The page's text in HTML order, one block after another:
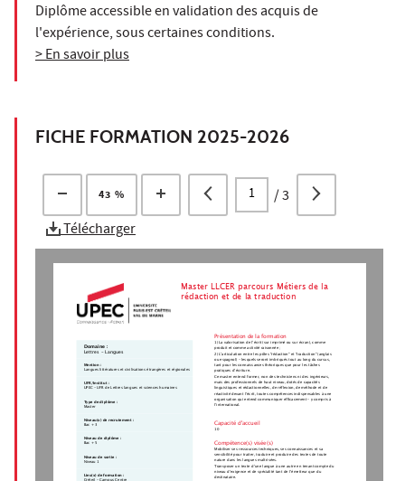
Diplôme accessible en validation des acquis de
l'expérience, sous certaines conditions.
> En savoir plus
FICHE FORMATION 2025-2026
43 % /3
Télécharger
Master LLCER parcours Métiers de la
rédaction et de la traduction
Présentation de la formation
1) La valorisation de l’écrit (sur imprimé ou sur écran), comme
produit et comme activité raisonnée ;
2) L'articulation entre les pôles "rédaction" et "traduction" (anglais
ou espagnol) – lesquels seront imbriqués tout au long du cursus,
tant pour les connaissances théoriques que pour les tâches
pratiques d’écriture.
Ce master entend former, non des techniciens ni des ingénieurs,
mais des professionnels de haut niveau, dotés de capacités
linguistiques et rédactionnelles, de réflexion, de méthode et de
réactivité devant l’écrit, toutes compétences indispensables à une
organisation qui entend communiquer efficacement – y compris à
l’international.
Capacité d'accueil
10
Compétence(s) visée(s)
Mobiliser ses ressources techniques, ses connaissances et sa
sensibilité pour traiter, traduire et produire des textes de toute
nature dans les langues maîtrisées.
Transposer un texte d’une langue à une autre en tenant compte du
niveau d’exigence et de spécialité tant de l’émetteur que du
destinataire.
Domaine :
Lettres - Langues
Mention :
Langues littératures et civilisations étrangères et régionales
UFR/Institut :
UPEC - UFR de Lettres langues et sciences humaines
Type de diplôme :
Master
Niveau(x) de recrutement :
Bac + 3
Niveau de diplôme :
Bac + 5
Niveau de sortie :
Niveau 1
Lieu(x) de formation :
Créteil - Campus Centre